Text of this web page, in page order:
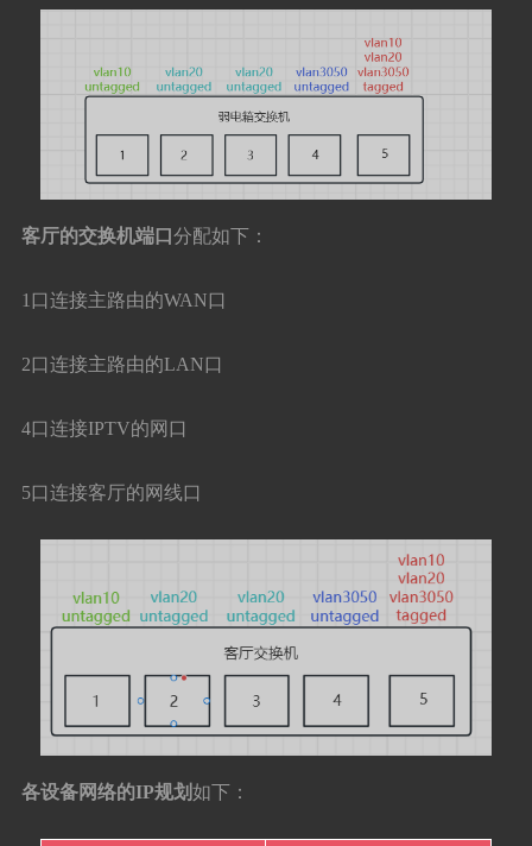
客厅的交换机端口 分配如下：
1口连接主路由的WAN口
2口连接主路由的LAN口
4口连接IPTV的网口
5口连接客厅的网线口
各设备网络的IP规划如下：